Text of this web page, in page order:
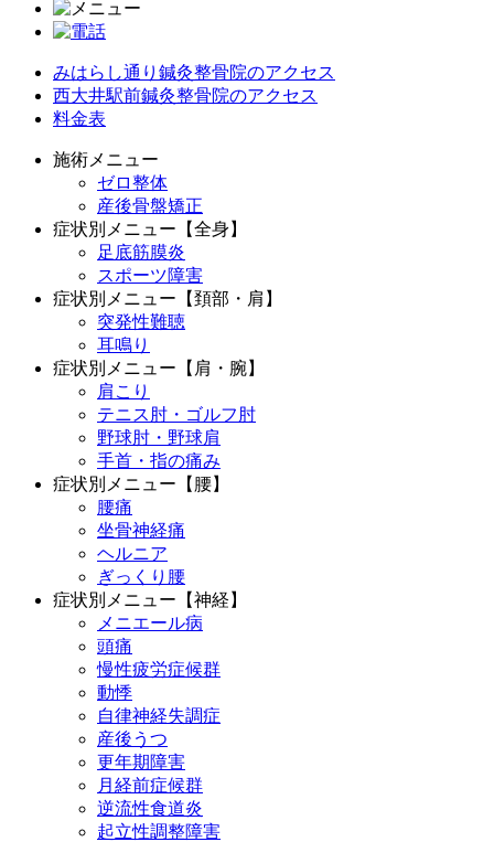
みはらし通り鍼灸整骨院のアクセス
西大井駅前鍼灸整骨院のアクセス
料金表
施術メニュー
ゼロ整体
産後骨盤矯正
症状別メニュー【全身】
足底筋膜炎
スポーツ障害
症状別メニュー【頚部・肩】
突発性難聴
耳鳴り
症状別メニュー【肩・腕】
肩こり
テニス肘・ゴルフ肘
野球肘・野球肩
手首・指の痛み
症状別メニュー【腰】
腰痛
坐骨神経痛
ヘルニア
ぎっくり腰
症状別メニュー【神経】
メニエール病
頭痛
慢性疲労症候群
動悸
自律神経失調症
産後うつ
更年期障害
月経前症候群
逆流性食道炎
起立性調整障害